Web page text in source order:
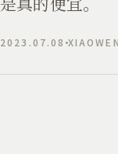
2023.07.08